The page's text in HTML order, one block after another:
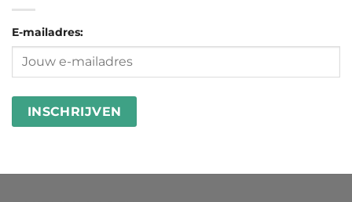
goed
besteden
in
wasstrips
E-mailadres: